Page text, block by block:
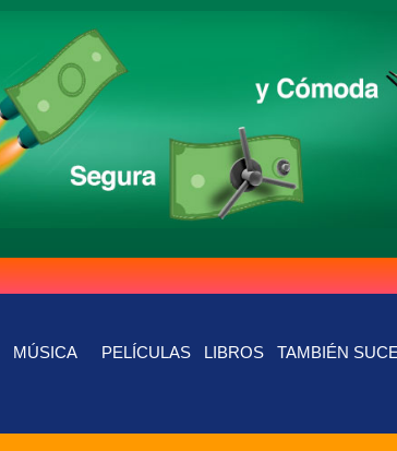
MÚSICA PELÍCULAS LIBROS TAMBIÉN